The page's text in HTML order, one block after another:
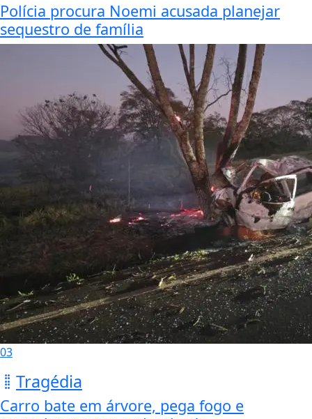
Polícia procura Noemi acusada planejar
sequestro de família
03
Tragédia
Carro bate em árvore, pega fogo e